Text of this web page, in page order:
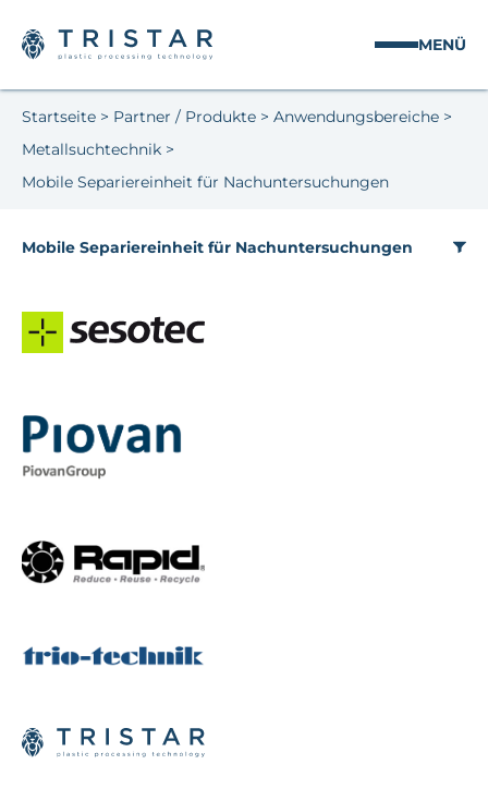
MENÜ
Startseite > Partner / Produkte > Anwendungsbereiche >
Metallsuchtechnik >
Mobile Separiereinheit für Nachuntersuchungen
Mobile Separiereinheit für Nachuntersuchungen